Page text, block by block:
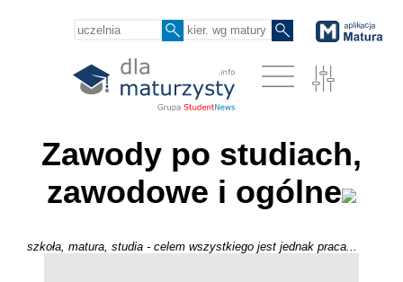
Zawody po studiach,
zawodowe i ogólne
szkoła, matura, studia - celem wszystkiego jest jednak praca...